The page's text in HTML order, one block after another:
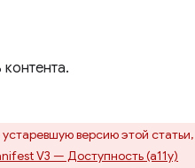
версию этой статьи,
V3 — Доступность (a11y)